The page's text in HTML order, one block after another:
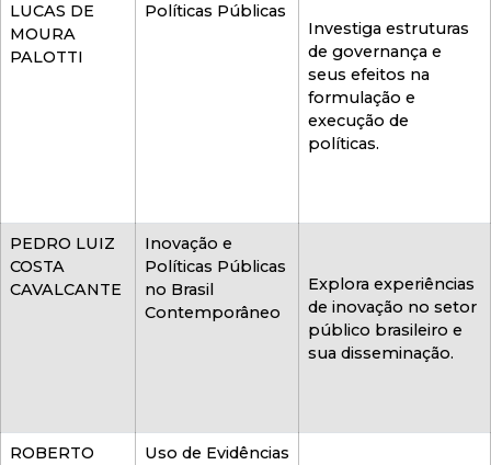
LUCAS DE
MOURA
PALOTTI
Políticas Públicas
Investiga estruturas
de governança e
seus efeitos na
formulação e
execução de
políticas.
PEDRO LUIZ
COSTA
CAVALCANTE
Inovação e
Políticas Públicas
no Brasil
Contemporâneo
Explora experiências
de inovação no setor
público brasileiro e
sua disseminação.
ROBERTO
Uso de Evidências